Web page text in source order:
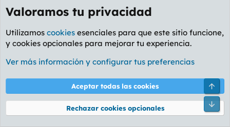
u
e
t
a
s
Temas similares
El PP erradica y suprime el impuesto al
patrimonio de Andalucía.
El_Tormento
Foro Política
27 Sep 2022
Facebook
X BlueskyLinkedIn
RedditPinterest
Tumblr
Enlace
Valoramos tu privacidad
Utilizamos cookies esenciales para que este sitio funcione,
y cookies opcionales para mejorar tu experiencia.
Ver más información y configurar tus preferencias
Aceptar todas las cookies
Rechazar cookies opcionales
Pie